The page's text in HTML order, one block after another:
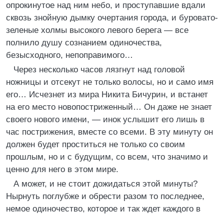
опрокинутое над ним небо, и проступавшие вдали
сквозь знойную дымку очертания города, и буровато-
зеленые холмы высокого левого берега — все
полнило душу сознанием одиночества,
безысходного, непоправимого…
Через несколько часов лязгнут над головой
ножницы и отсекут не только волосы, но и само имя
его… Исчезнет из мира Никита Бичурин, и встанет
на его место новопостриженный… Он даже не знает
своего нового имени, — инок услышит его лишь в
час пострижения, вместе со всеми. В эту минуту он
должен будет проститься не только со своим
прошлым, но и с будущим, со всем, что значимо и
ценно для него в этом мире.
А может, и не стоит дожидаться этой минуты?
Нырнуть поглубже и обрести разом то последнее,
немое одиночество, которое и так ждет каждого в